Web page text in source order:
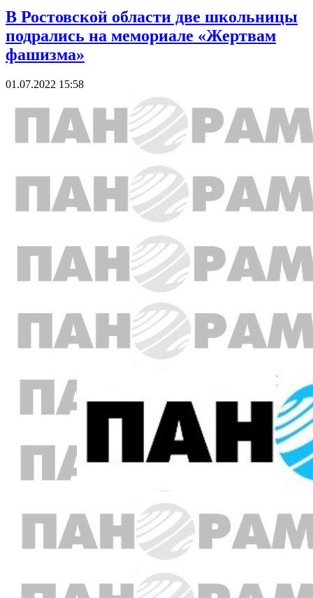
В Ростовской области две школьницы
подрались на мемориале «Жертвам
фашизма»
01.07.2022 15:58